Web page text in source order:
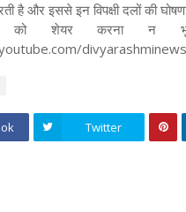
है और इससे इन विपक्षी दलों की
को शेयर करना
Twitter